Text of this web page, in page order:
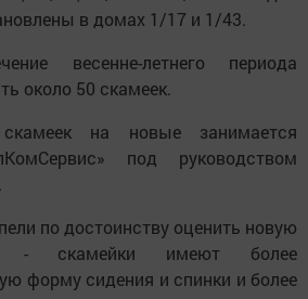
в домах 1/17 и 1/43.
весенне-летнего периода
около 50 скамеек.
на новые занимается
под руководством
по достоинству оценить новую
- скамейки имеют более
форму сидения и спинки и более